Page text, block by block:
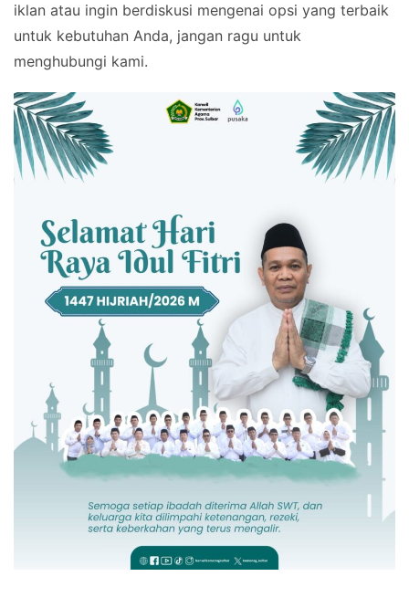
iklan atau ingin berdiskusi mengenai opsi yang terbaik
untuk kebutuhan Anda, jangan ragu untuk
menghubungi kami.